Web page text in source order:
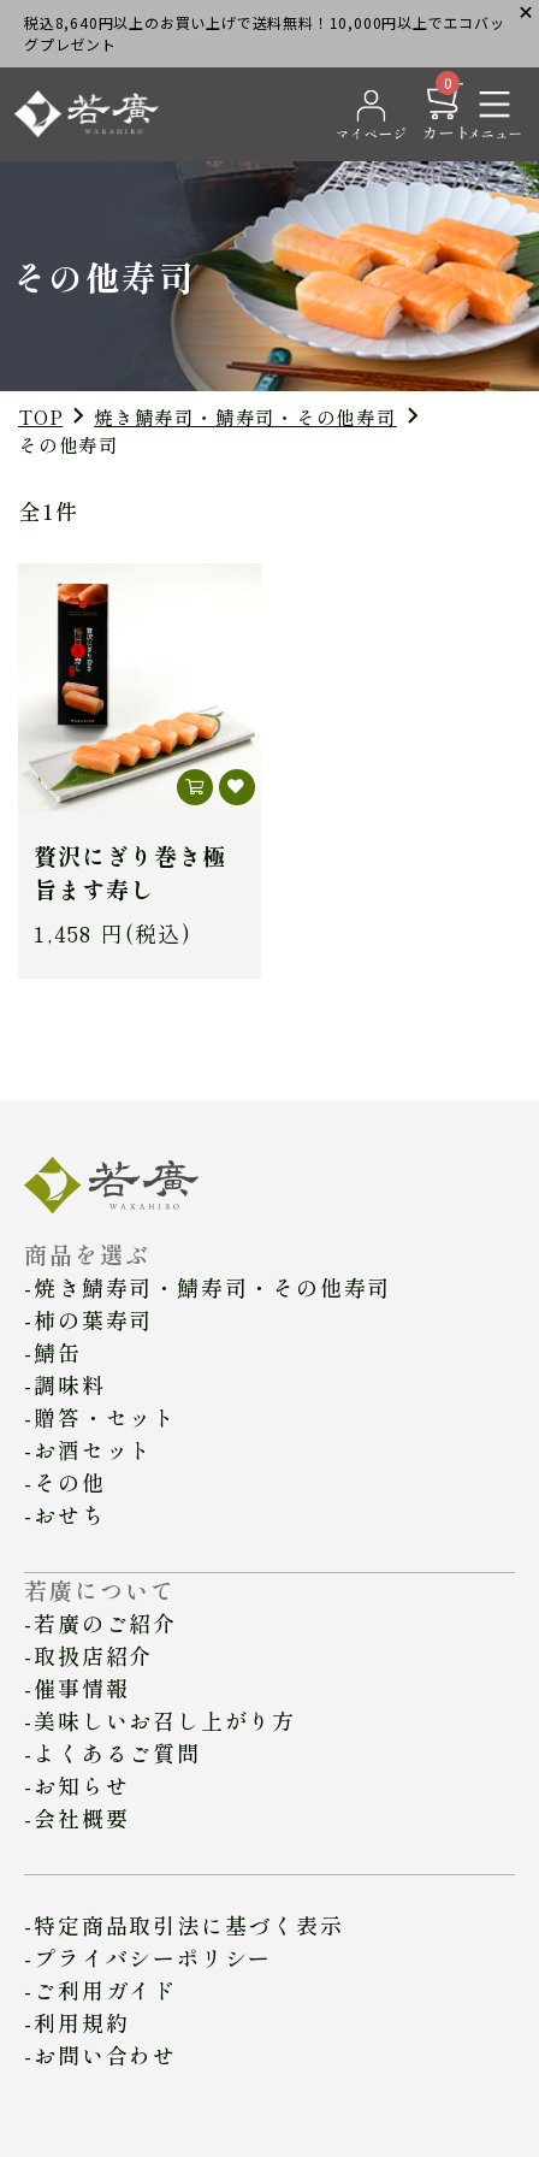
税込8,640円以上のお買い上げで送料無料！10,000円以上でエコバッ
グプレゼント
0
その他寿司
TOP
焼き鯖寿司・鯖寿司・その他寿司
その他寿司
全1件
贅沢にぎり巻き極
旨ます寿し
1,458 円(税込)
商品を選ぶ
焼き鯖寿司・鯖寿司・その他寿司
柿の葉寿司
鯖缶
調味料
贈答・セット
お酒セット
その他
おせち
若廣について
若廣のご紹介
取扱店紹介
催事情報
美味しいお召し上がり方
よくあるご質問
お知らせ
会社概要
特定商品取引法に基づく表示
プライバシーポリシー
ご利用ガイド
利用規約
お問い合わせ